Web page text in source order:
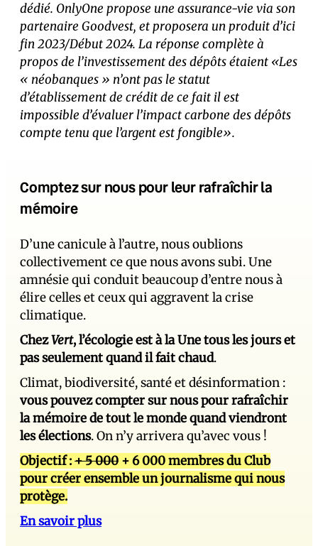
dédié. OnlyOne propose une assurance-vie via son
partenaire Goodvest, et proposera un produit d’ici
fin 2023/Début 2024. La réponse complète à
propos de l’investissement des dépôts étaient «Les
« néobanques » n’ont pas le statut
d’établissement de crédit de ce fait il est
impossible d’évaluer l’impact carbone des dépôts
compte tenu que l’argent est fongible».
Comptez sur nous pour leur rafraîchir la
mémoire
D’une canicule à l’autre, nous oublions
collectivement ce que nous avons subi. Une
amnésie qui conduit beaucoup d’entre nous à
élire celles et ceux qui aggravent la crise
climatique.
ChezVert, l’écologie est à la Une tous les jours et
pas seulement quand il fait chaud.
Climat, biodiversité, santé et désinformation :
vous pouvez compter sur nous pour rafraîchir
la mémoire de tout le monde quand viendront
les élections. On n’y arrivera qu’avec vous !
Objectif :+ 5 000 + 6 000 membres du Club
pour créer ensemble un journalisme qui nous
protège.
En savoir plus